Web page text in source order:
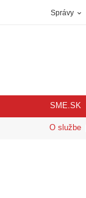
Správy
SME.SK
O službe